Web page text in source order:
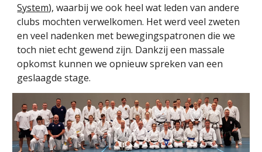
System), waarbij we ook heel wat leden van andere
clubs mochten verwelkomen. Het werd veel zweten
en veel nadenken met bewegingspatronen die we
toch niet echt gewend zijn. Dankzij een massale
opkomst kunnen we opnieuw spreken van een
geslaagde stage.